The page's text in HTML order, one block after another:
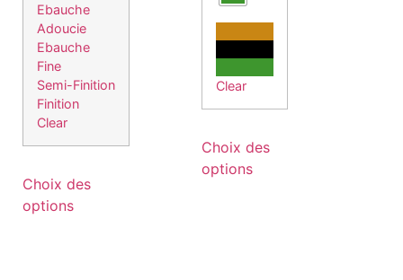
Ebauche
Adoucie
Ebauche
Fine
Semi-Finition
Finition
Clear
Choix des
options
Clear
Choix des
options